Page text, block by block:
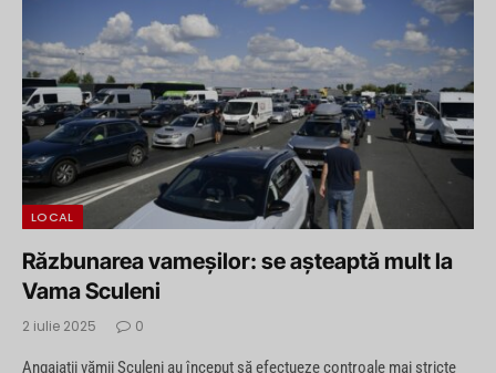
LOCAL
Răzbunarea vameșilor: se așteaptă mult la
Vama Sculeni
2 iulie 2025 0
Angajații vămii Sculeni au început să efectueze controale mai stricte